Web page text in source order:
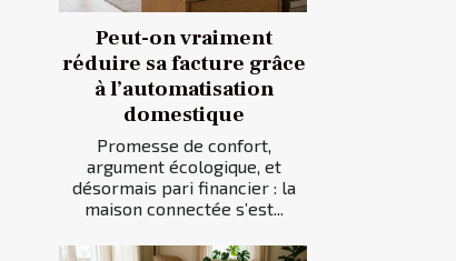
Peut-on vraiment
réduire sa facture grâce
à l’automatisation
domestique
Promesse de confort,
argument écologique, et
désormais pari financier : la
maison connectée s’est...